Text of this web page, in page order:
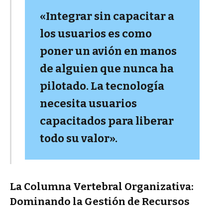
«Integrar sin capacitar a
los usuarios es como
poner un avión en manos
de alguien que nunca ha
pilotado. La tecnología
necesita usuarios
capacitados para liberar
todo su valor».
La Columna Vertebral Organizativa:
Dominando la Gestión de Recursos